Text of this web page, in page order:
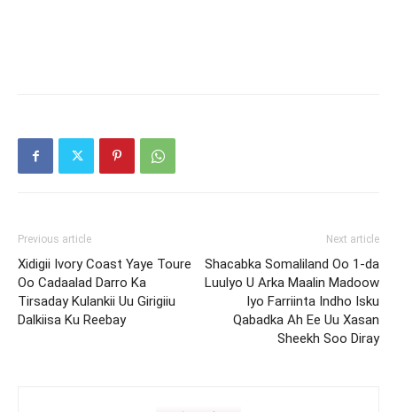
Previous article
Xidigii Ivory Coast Yaye Toure
Oo Cadaalad Darro Ka
Tirsaday Kulankii Uu Girigiiu
Dalkiisa Ku Reebay
Next article
Shacabka Somaliland Oo 1-da
Luulyo U Arka Maalin Madoow
Iyo Farriinta Indho Isku
Qabadka Ah Ee Uu Xasan
Sheekh Soo Diray